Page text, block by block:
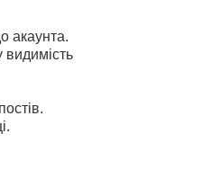
акаунта.